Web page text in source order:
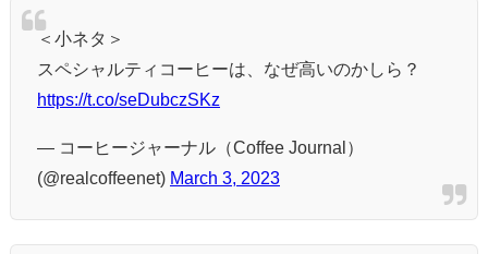
＜小ネタ＞
スペシャルティコーヒーは、なぜ高いのかしら？
https://t.co/seDubczSKz
— コーヒージャーナル（Coffee Journal）
(@realcoffeenet) March 3, 2023